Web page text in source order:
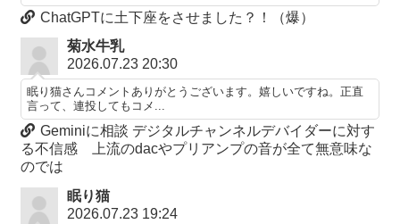
ChatGPTに土下座をさせました？！（爆）
菊水牛乳
2026.07.23 20:30
眠り猫さんコメントありがとうございます。嬉しいですね。正直
言って、連投してもコメ...
Geminiに相談 デジタルチャンネルデバイダーに対す
る不信感 上流のdacやプリアンプの音が全て無意味な
のでは
眠り猫
2026.07.23 19:24